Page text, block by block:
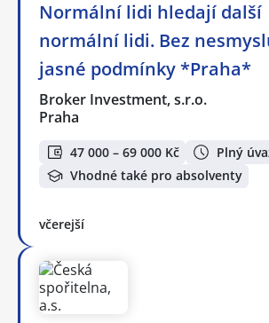
Normální lidi hledají další
normální lidi. Bez
jasné podmínky *Praha*
Broker Investment, s.r.o.
Praha
47 000 – 69 000 Kč
Plný
Vhodné také pro absolventy
včerejší